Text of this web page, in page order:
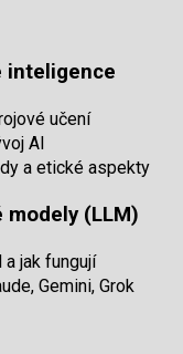
inteligence
učení
AI
a etické aspekty
modely (LLM)
a jak fungují
Gemini, Grok